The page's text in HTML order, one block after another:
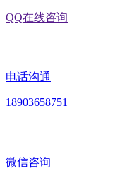
QQ在线咨询
电话沟通
18903658751
微信咨询